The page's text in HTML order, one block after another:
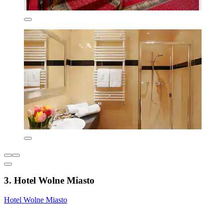
3. Hotel Wolne Miasto
Hotel Wolne Miasto